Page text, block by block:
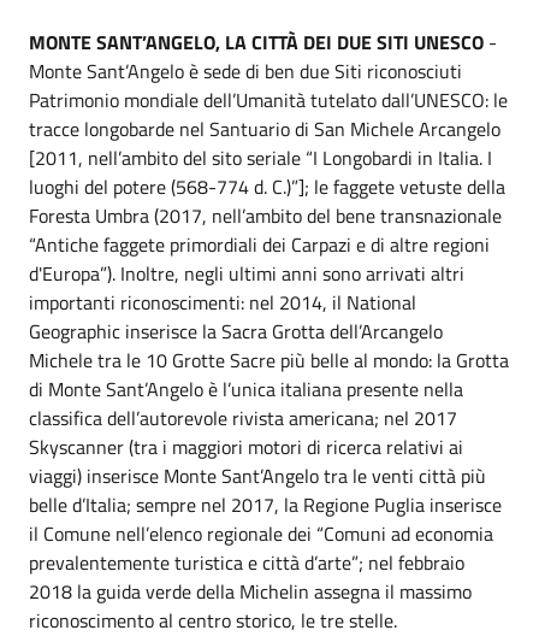
MONTE SANT’ANGELO, LA CITTÀ DEI DUE SITI UNESCO -
Monte Sant’Angelo è sede di ben due Siti riconosciuti
Patrimonio mondiale dell’Umanità tutelato dall’UNESCO: le
tracce longobarde nel Santuario di San Michele Arcangelo
[2011, nell’ambito del sito seriale “I Longobardi in Italia. I
luoghi del potere (568-774 d. C.)”]; le faggete vetuste della
Foresta Umbra (2017, nell’ambito del bene transnazionale
“Antiche faggete primordiali dei Carpazi e di altre regioni
d'Europa”). Inoltre, negli ultimi anni sono arrivati altri
importanti riconoscimenti: nel 2014, il National
Geographic inserisce la Sacra Grotta dell’Arcangelo
Michele tra le 10 Grotte Sacre più belle al mondo: la Grotta
di Monte Sant’Angelo è l’unica italiana presente nella
classifica dell’autorevole rivista americana; nel 2017
Skyscanner (tra i maggiori motori di ricerca relativi ai
viaggi) inserisce Monte Sant’Angelo tra le venti città più
belle d’Italia; sempre nel 2017, la Regione Puglia inserisce
il Comune nell’elenco regionale dei “Comuni ad economia
prevalentemente turistica e città d’arte”; nel febbraio
2018 la guida verde della Michelin assegna il massimo
riconoscimento al centro storico, le tre stelle.